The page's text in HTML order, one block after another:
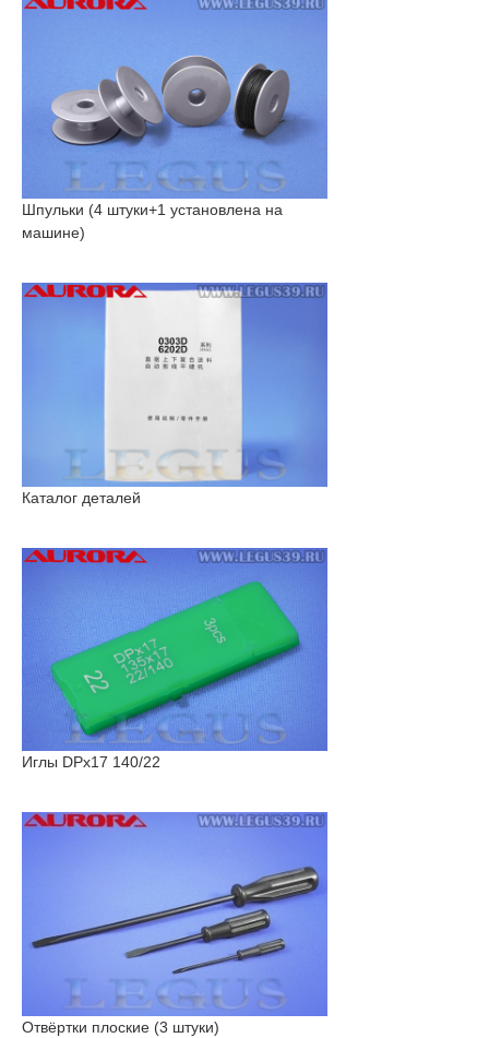
Шпульки (4 штуки+1 установлена на
машине)
Каталог деталей
Иглы DPx17 140/22
Отвёртки плоские (3 штуки)